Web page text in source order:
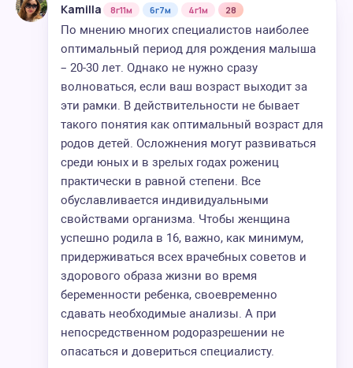
Kamilla 8г11м 6г7м 4г1м 28
По мнению многих специалистов наиболее
оптимальный период для рождения малыша
– 20-30 лет. Однако не нужно сразу
волноваться, если ваш возраст выходит за
эти рамки. В действительности не бывает
такого понятия как оптимальный возраст для
родов детей. Осложнения могут развиваться
среди юных и в зрелых годах рожениц
практически в равной степени. Все
обуславливается индивидуальными
свойствами организма. Чтобы женщина
успешно родила в 16, важно, как минимум,
придерживаться всех врачебных советов и
здорового образа жизни во время
беременности ребенка, своевременно
сдавать необходимые анализы. А при
непосредственном родоразрешении не
опасаться и довериться специалисту.